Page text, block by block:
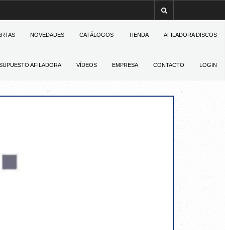
NOVEDADES CATÁLOGOS TIENDA AFILADORA DISCOS
AFILADORA VÍDEOS EMPRESA CONTACTO LOGIN